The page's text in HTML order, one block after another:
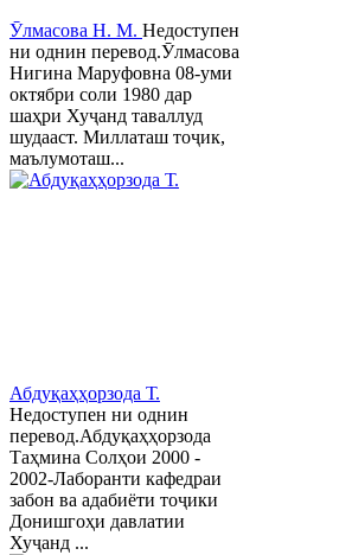
Ӯлмасова Н. М. Недоступен
ни однин перевод.Ӯлмасова
Нигина Маруфовна 08-уми
октябри соли 1980 дар
шаҳри Хуҷанд таваллуд
шудааст. Миллаташ тоҷик,
маълумоташ...
Абдуқаҳҳорзода Т.
Недоступен ни однин
перевод.Абдуқаҳҳорзода
Таҳмина Солҳои 2000 -
2002-Лаборанти кафедраи
забон ва адабиёти тоҷики
Донишгоҳи давлатии
Хуҷанд ...